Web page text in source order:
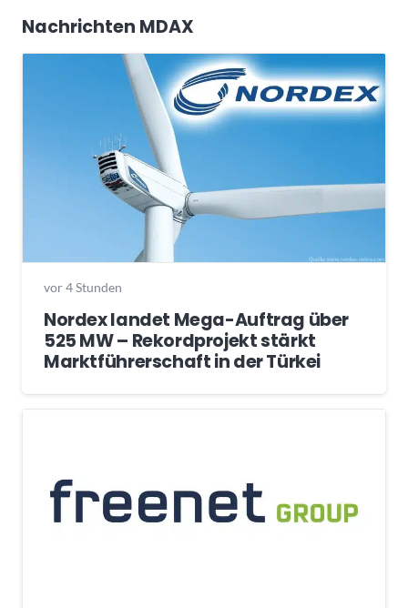
Nachrichten MDAX
vor 4 Stunden
Nordex landet Mega-Auftrag über
525 MW – Rekordprojekt stärkt
Marktführerschaft in der Türkei